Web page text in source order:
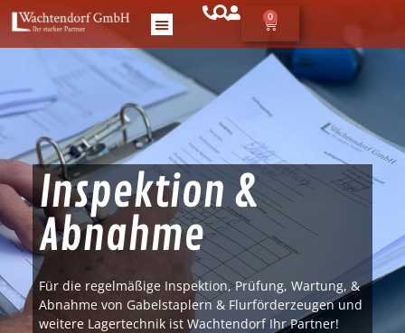
0
Inspektion &
Abnahme
Für die regelmäßige Inspek­tion, Prü­fung, Wartung, &
Abnahme von Gabel­sta­plern & Flur­förderzeu­gen und
weit­ere Lagertech­nik ist Wach­t­en­dorf Ihr Part­ner!